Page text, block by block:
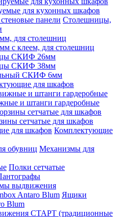
для кухонных шкафов
Столешницы,
для столешниц
с клеем, для столешниц
СКИФ 26мм
СКИФ 38мм
СКИФ 6мм
для шкафов
и штанги гардеробные
сетчатые для шкафов
Комплектующие
Механизмы для
Полки сетчатые
выдвижения
Ящики
Blum